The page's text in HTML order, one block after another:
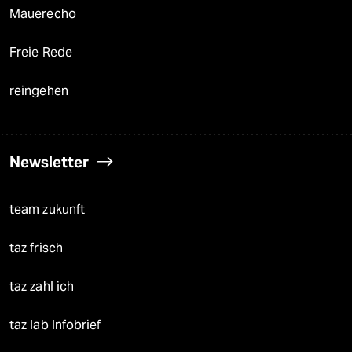
Mauerecho
Freie Rede
reingehen
Newsletter
team zukunft
taz frisch
taz zahl ich
taz lab Infobrief